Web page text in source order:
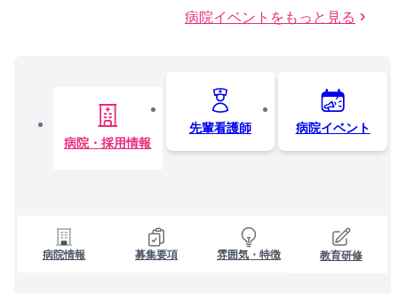
病院イベントをもっと見る
病院・採用情報
先輩看護師 病院イベント
病院情報 募集要項 雰囲気・特徴 教育研修